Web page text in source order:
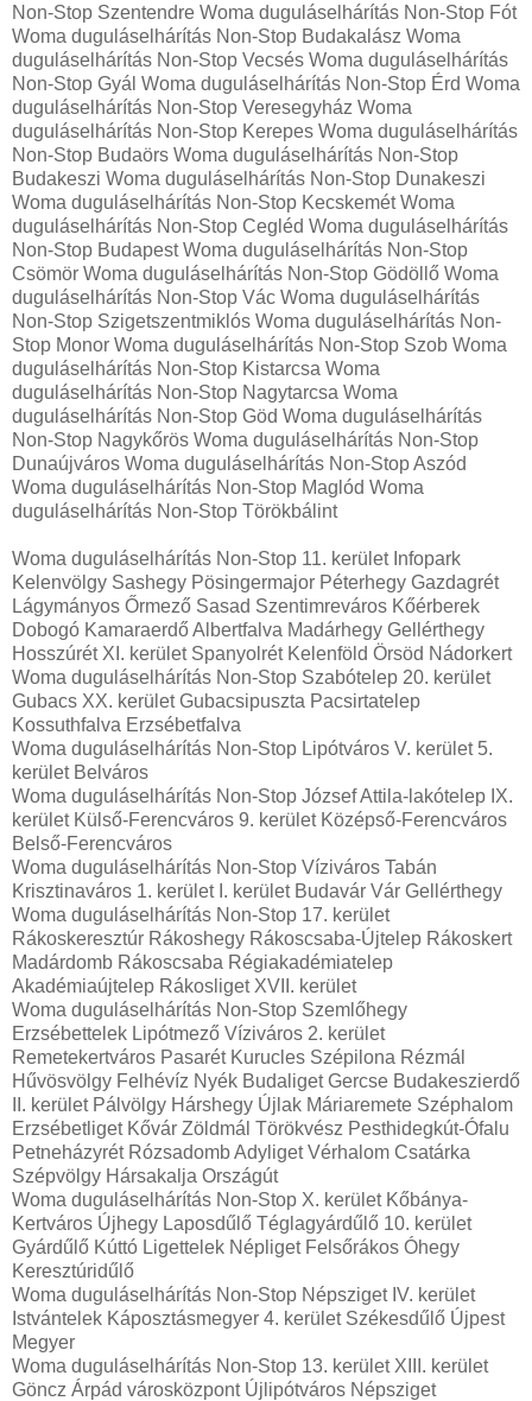
Non-Stop Szentendre Woma duguláselhárítás Non-Stop Fót
Woma duguláselhárítás Non-Stop Budakalász Woma
duguláselhárítás Non-Stop Vecsés Woma duguláselhárítás
Non-Stop Gyál Woma duguláselhárítás Non-Stop Érd Woma
duguláselhárítás Non-Stop Veresegyház Woma
duguláselhárítás Non-Stop Kerepes Woma duguláselhárítás
Non-Stop Budaörs Woma duguláselhárítás Non-Stop
Budakeszi Woma duguláselhárítás Non-Stop Dunakeszi
Woma duguláselhárítás Non-Stop Kecskemét Woma
duguláselhárítás Non-Stop Cegléd Woma duguláselhárítás
Non-Stop Budapest Woma duguláselhárítás Non-Stop
Csömör Woma duguláselhárítás Non-Stop Gödöllő Woma
duguláselhárítás Non-Stop Vác Woma duguláselhárítás
Non-Stop Szigetszentmiklós Woma duguláselhárítás Non-
Stop Monor Woma duguláselhárítás Non-Stop Szob Woma
duguláselhárítás Non-Stop Kistarcsa Woma
duguláselhárítás Non-Stop Nagytarcsa Woma
duguláselhárítás Non-Stop Göd Woma duguláselhárítás
Non-Stop Nagykőrös Woma duguláselhárítás Non-Stop
Dunaújváros Woma duguláselhárítás Non-Stop Aszód
Woma duguláselhárítás Non-Stop Maglód Woma
duguláselhárítás Non-Stop Törökbálint
Woma duguláselhárítás Non-Stop 11. kerület Infopark
Kelenvölgy Sashegy Pösingermajor Péterhegy Gazdagrét
Lágymányos Őrmező Sasad Szentimreváros Kőérberek
Dobogó Kamaraerdő Albertfalva Madárhegy Gellérthegy
Hosszúrét XI. kerület Spanyolrét Kelenföld Örsöd Nádorkert
Woma duguláselhárítás Non-Stop Szabótelep 20. kerület
Gubacs XX. kerület Gubacsipuszta Pacsirtatelep
Kossuthfalva Erzsébetfalva
Woma duguláselhárítás Non-Stop Lipótváros V. kerület 5.
kerület Belváros
Woma duguláselhárítás Non-Stop József Attila-lakótelep IX.
kerület Külső-Ferencváros 9. kerület Középső-Ferencváros
Belső-Ferencváros
Woma duguláselhárítás Non-Stop Víziváros Tabán
Krisztinaváros 1. kerület I. kerület Budavár Vár Gellérthegy
Woma duguláselhárítás Non-Stop 17. kerület
Rákoskeresztúr Rákoshegy Rákoscsaba-Újtelep Rákoskert
Madárdomb Rákoscsaba Régiakadémiatelep
Akadémiaújtelep Rákosliget XVII. kerület
Woma duguláselhárítás Non-Stop Szemlőhegy
Erzsébettelek Lipótmező Víziváros 2. kerület
Remetekertváros Pasarét Kurucles Szépilona Rézmál
Hűvösvölgy Felhévíz Nyék Budaliget Gercse Budakeszierdő
II. kerület Pálvölgy Hárshegy Újlak Máriaremete Széphalom
Erzsébetliget Kővár Zöldmál Törökvész Pesthidegkút-Ófalu
Petneházyrét Rózsadomb Adyliget Vérhalom Csatárka
Szépvölgy Hársakalja Országút
Woma duguláselhárítás Non-Stop X. kerület Kőbánya-
Kertváros Újhegy Laposdűlő Téglagyárdűlő 10. kerület
Gyárdűlő Kúttó Ligettelek Népliget Felsőrákos Óhegy
Keresztúridűlő
Woma duguláselhárítás Non-Stop Népsziget IV. kerület
Istvántelek Káposztásmegyer 4. kerület Székesdűlő Újpest
Megyer
Woma duguláselhárítás Non-Stop 13. kerület XIII. kerület
Göncz Árpád városközpont Újlipótváros Népsziget